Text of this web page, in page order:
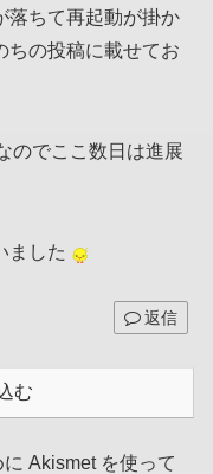
落ちて再起動が掛か
ちの投稿に載せてお
のでここ数日は進展
ました
返信
む
Akismet を使って